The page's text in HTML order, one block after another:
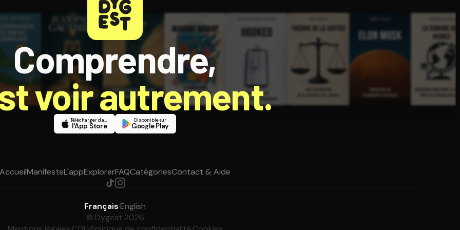
Comprendre,
voir autrement.
Télécharger dans
l'App Store
Disponible sur
Google Play
AccueilManifesteL'appExplorerFAQCatégoriesContact & Aide
Français·English
© Dygest 2026